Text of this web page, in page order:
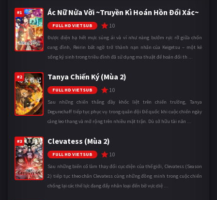
#1 Ác Nữ Nửa Vời ~Truyền Kì Hoán Hồn Đổi Xác~
FULL HD VIETSUB 10
Được điện hạ hết mực sủng ái và ví như nàng bướm rực rỡ giữa chốn
cung đình, Reirin bất ngờ trở thành nạn nhân của Keigetsu – một kẻ
sống ký sinh trong triều đình đã sử dụng ma thuật để hoán đổi th ...
#2 Tanya Chiến Ký (Mùa 2)
FULL HD VIETSUB 10
Sau những chiến thắng đầy khốc liệt trên chiến trường, Tanya
Degurechaff tiếp tục phục vụ trong quân đội Đế quốc khi cuộc chiến ngày
càng leo thang và mở rộng trên nhiều mặt trận. Dù sở hữu tài năn ...
#3 Clevatess (Mùa 2)
FULL HD VIETSUB 10
Sau những biến cố làm thay đổi cục diện của thế giới, Clevatess (Season
2) tiếp tục theo chân Clevatess cùng những đồng minh trong cuộc chiến
chống lại các thế lực đang đẩy nhân loại đến bờ vực diệ ...